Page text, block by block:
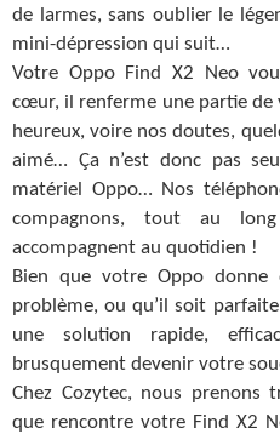
de larmes, sans oublier le
mini-dépression qui suit…
Votre Oppo Find X2 Neo
cœur, il renferme une partie de
heureux, voire nos doutes,
aimé… Ça n’est donc pas
matériel Oppo… Nos
compagnons, tout au
accompagnent au quotidien !
Bien que votre Oppo
problème, ou qu’il soit
une solution rapide,
brusquement devenir votre
Chez Cozytec, nous prenons
que rencontre votre Find X2